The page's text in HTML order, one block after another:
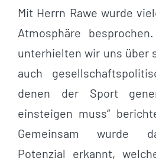
Mit Herrn Rawe wurde
Atmosphäre
unterhielten wir uns über
auch
denen der Sport
einsteigen muss“
Gemeinsam wurde
Potenzial erkannt,